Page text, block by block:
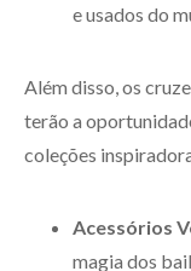
e usados do
Além disso, os
terão a
coleções
Acessórios
magia dos